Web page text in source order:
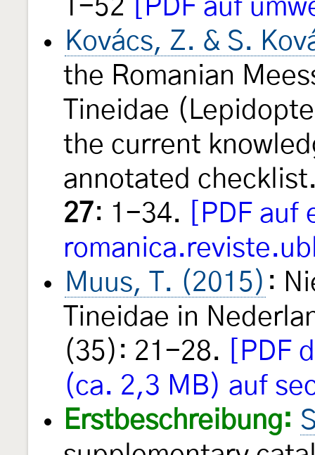
1-52
[PDF auf
Kovács, Z. & S.
the Romanian
Tineidae
the current
annotated
27: 1-34.
[PDF
Muus, T. (2015) :
Tineidae in
(35): 21-28.
[PDF
(ca. 2,3 MB) auf
Erstbeschreibung: